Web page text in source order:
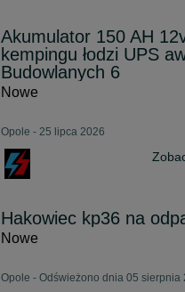
Akumulator 150 AH
kempingu łodzi UPS
Budowlanych 6
Nowe
Opole - 25 lipca 2026
Hakowiec kp36 na
Nowe
Opole - Odświeżono dnia 05 sierpnia